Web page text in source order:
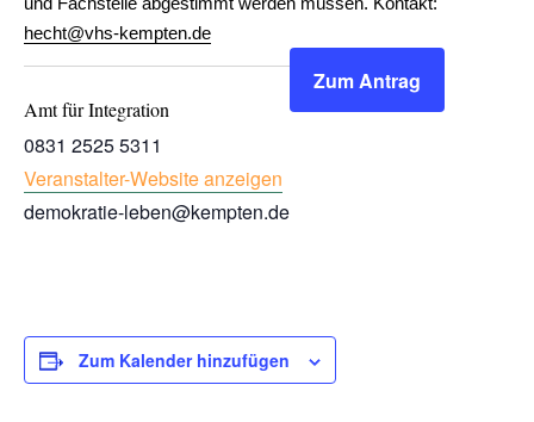
hecht@vhs-kempten.de
Amt für Integration
0831 2525 5311
Veranstalter-Website anzeigen
demokratie-leben@kempten.de
Zum Antrag
Zum Kalender hinzufügen